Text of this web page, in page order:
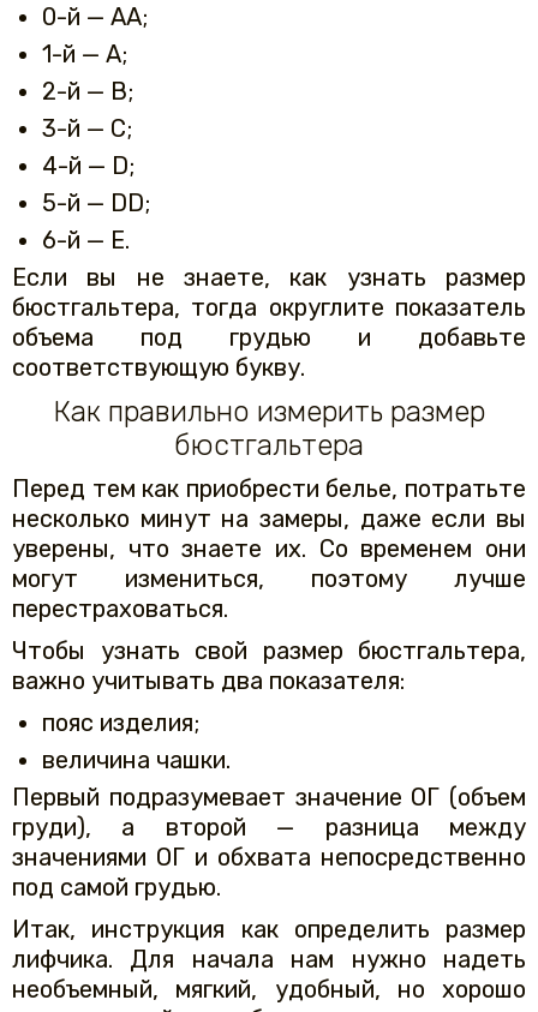
0-й — АА;
1-й — А;
2-й — В;
3-й — С;
4-й — D;
5-й — DD;
6-й — Е.
Если вы не знаете, как узнать размер
бюстгальтера, тогда округлите показатель
объема под грудью и добавьте
соответствующую букву.
Как правильно измерить размер
бюстгальтера
Перед тем как приобрести белье, потратьте
несколько минут на замеры, даже если вы
уверены, что знаете их. Со временем они
могут измениться, поэтому лучше
перестраховаться.
Чтобы узнать свой размер бюстгальтера,
важно учитывать два показателя:
пояс изделия;
величина чашки.
Первый подразумевает значение ОГ (объем
груди), а второй — разница между
значениями ОГ и обхвата непосредственно
под самой грудью.
Итак, инструкция как определить размер
лифчика. Для начала нам нужно надеть
необъемный, мягкий, удобный, но хорошо